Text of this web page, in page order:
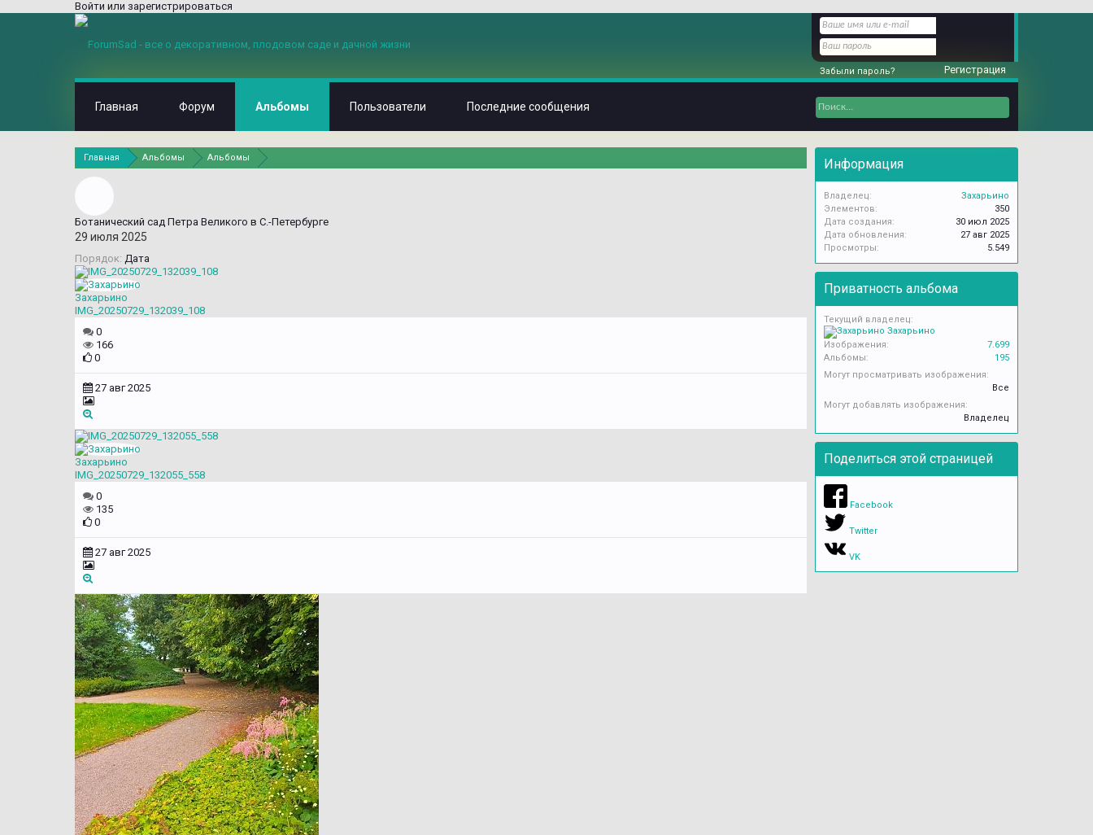
Войти или зарегистрироваться
Главная Альбомы Альбомы
Ботанический сад Петра Великого в С.-Петербурге
29 июля 2025
Порядок: Дата
Захарьино
IMG_20250729_132039_108
0
166
0
27 авг 2025
Захарьино
IMG_20250729_132055_558
0
135
0
27 авг 2025
Информация
Владелец:
Захарьино
Элементов:
350
Дата создания:
30 июл 2025
Дата обновления:
27 авг 2025
Просмотры:
5.549
Приватность альбома
Текущий владелец:
Захарьино
Изображения:
7.699
Альбомы:
195
Могут просматривать изображения:
Все
Могут добавлять изображения:
Владелец
Поделиться этой страницей
Facebook
Twitter
VK
Забыли пароль? Регистрация
Главная Форум Альбомы Пользователи Последние сообщения